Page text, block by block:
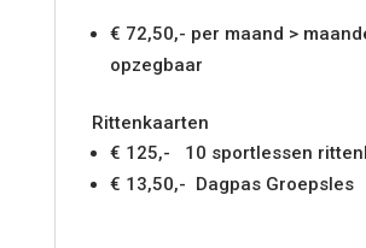
€ 72,50,- per maand >
opzegbaar
Rittenkaarten
€ 125,- 10 sportlessen
€ 13,50,- Dagpas Groepsles